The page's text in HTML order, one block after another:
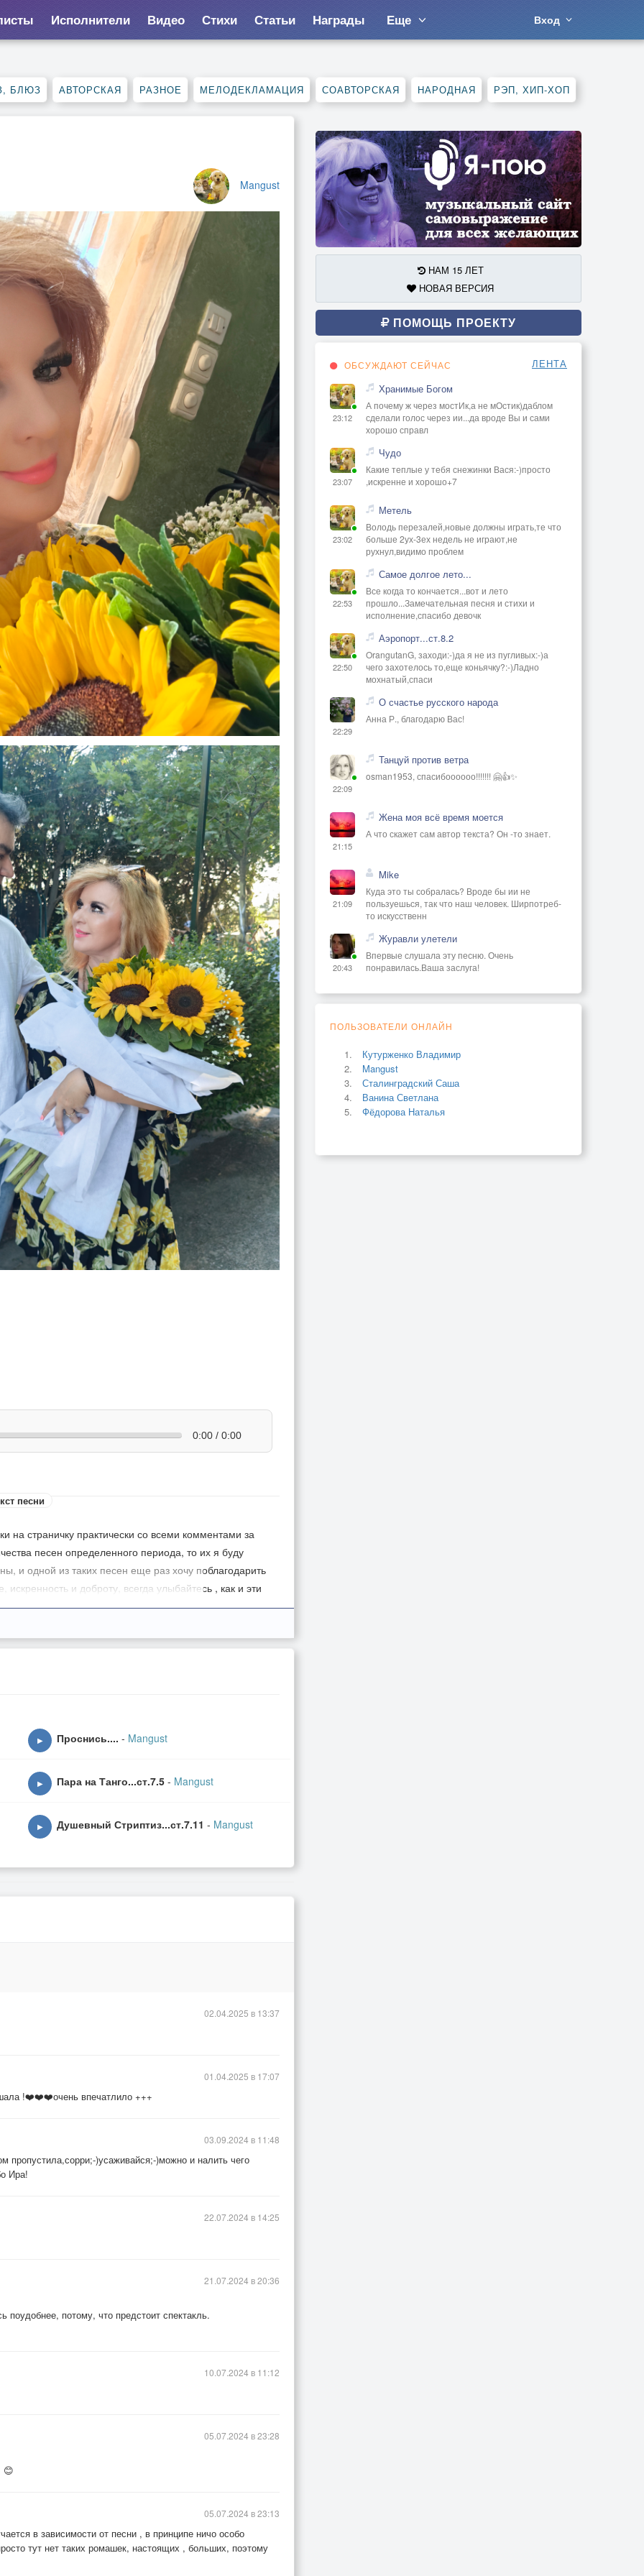
Исполнители Видео Стихи Статьи Награды Еще Вход
БЛЮЗ АВТОРСКАЯ РАЗНОЕ МЕЛОДЕКЛАМАЦИЯ СОАВТОРСКАЯ НАРОДНАЯ РЭП, ХИП-ХОП
Mangust
0:00 / 0:00
песни
на страничку практически со всеми комментами за
песен определенного периода, то их я буду
и одной из таких песен еще раз хочу поблагодарить
и доброту, всегда улыбайтесь , как и эти
рождения😊
▶ Проснись.... - Mangust
▶ Пара на Танго...ст.7.5 - Mangust
▶ Душевный Стриптиз...ст.7.11 - Mangust
02.04.2025 в 13:37
!❤️❤️❤️очень впечатлило +++
01.04.2025 в 17:07
пропустила,сорри;-)усаживайся;-)можно и налить чего
Ира!
03.09.2024 в 11:48
22.07.2024 в 14:25
потому, что предстоит спектакль.
21.07.2024 в 20:36
10.07.2024 в 11:12
😊
05.07.2024 в 23:28
в зависимости от песни , в принципе ничо особо
тут нет таких ромашек, настоящих , больших, поэтому
05.07.2024 в 23:13
НАМ 15 ЛЕТ
НОВАЯ ВЕРСИЯ
ПОМОЩЬ ПРОЕКТУ
ОБСУЖДАЮТ СЕЙЧАС ЛЕНТА
23:12
Хранимые Богом
А почему ж через мостИк,а не мОстик)даблом
сделали голос через ии...да вроде Вы и сами
хорошо справл
23:07
Чудо
Какие теплые у тебя снежинки Вася:-)просто
,искренне и хорошо+7
23:02
Метель
Володь перезалей,новые должны играть,те что
больше 2ух-3ех недель не играют,не
рухнул,видимо проблем
22:53
Самое долгое лето...
Все когда то кончается...вот и лето
прошло...Замечательная песня и стихи и
исполнение,спасибо девочк
22:50
Аэропорт...ст.8.2
OrangutanG, заходи:-)да я не из пугливых:-)а
чего захотелось то,еще коньячку?:-)Ладно
мохнатый,спаси
22:29
О счастье русского народа
Анна Р., благодарю Вас!
22:09
Танцуй против ветра
osman1953, спасибоооооо!!!!!!! 🤗👍✨
21:15
Жена моя всё время моется
А что скажет сам автор текста? Он -то знает.
21:09
Mike
Куда это ты собралась? Вроде бы ии не
пользуешься, так что наш человек. Ширпотреб-
то искусственн
20:43
Журавли улетели
Впервые слушала эту песню. Очень
понравилась.Ваша заслуга!
ПОЛЬЗОВАТЕЛИ ОНЛАЙН
Кутурженко Владимир
Mangust
Сталинградский Саша
Ванина Светлана
Фёдорова Наталья